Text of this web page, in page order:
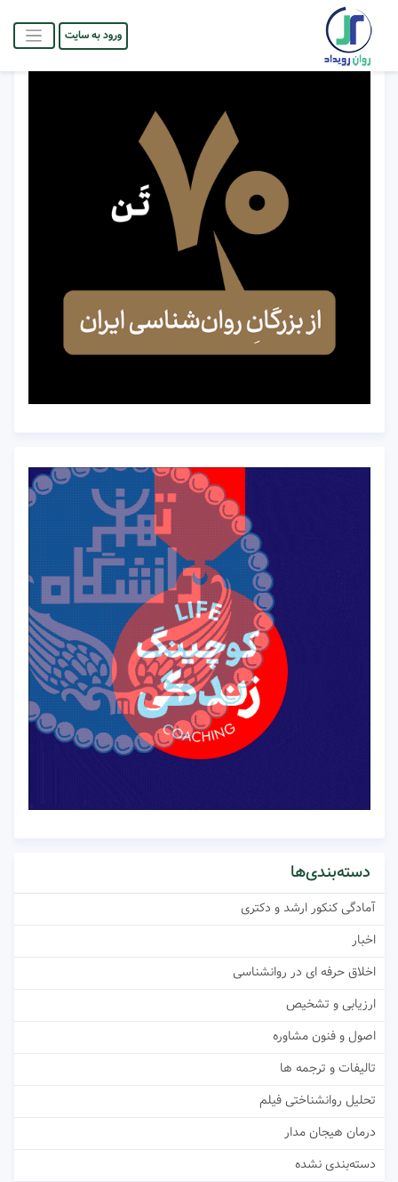
ورود به سایت
دسته‌بندی‌ها
آمادگی کنکور ارشد و دکتری
اخبار
اخلاق حرفه ای در روانشناسی
ارزیابی و تشخیص
اصول و فنون مشاوره
تالیفات و ترجمه ها
تحلیل روانشناختی فیلم
درمان هیجان مدار
دسته‌بندی نشده